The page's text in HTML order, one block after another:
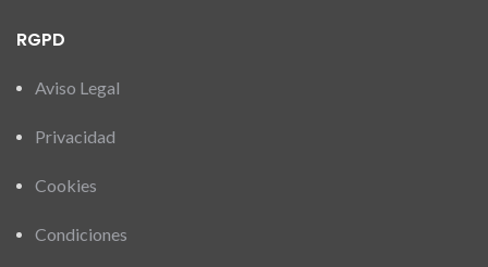
RGPD
Aviso Legal
Privacidad
Cookies
Condiciones